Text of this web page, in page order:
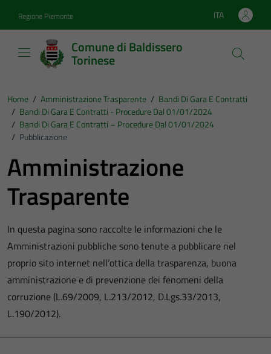
Regione Piemonte Lingua attiva:
ITA
Comune di Baldissero
Torinese
Home / Amministrazione Trasparente / Bandi Di Gara E Contratti
/ Bandi Di Gara E Contratti - Procedure Dal 01/01/2024
/ Bandi Di Gara E Contratti – Procedure Dal 01/01/2024
/ Pubblicazione
Amministrazione
Trasparente
In questa pagina sono raccolte le informazioni che le
Amministrazioni pubbliche sono tenute a pubblicare nel
proprio sito internet nell’ottica della trasparenza, buona
amministrazione e di prevenzione dei fenomeni della
corruzione (L.69/2009, L.213/2012, D.Lgs.33/2013,
L.190/2012).